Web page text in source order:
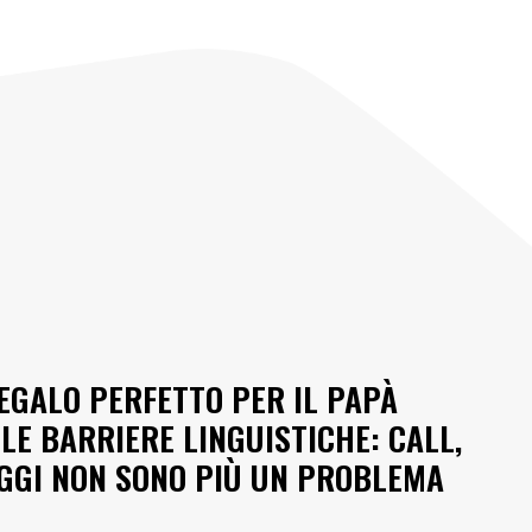
PERFETTO PER IL PAPÀ
BARRIERE LINGUISTICHE: CALL,
NON SONO PIÙ UN PROBLEMA